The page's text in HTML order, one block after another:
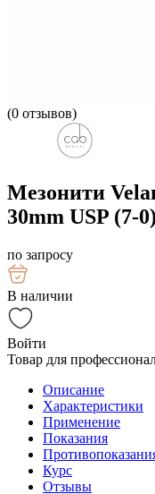
(0 отзывов)
Мезонити
30mm USP (7-0)
по запросу
В наличии
Войти
Товар для
Описание
Характеристики
Применение
Показания
Курс
Отзывы